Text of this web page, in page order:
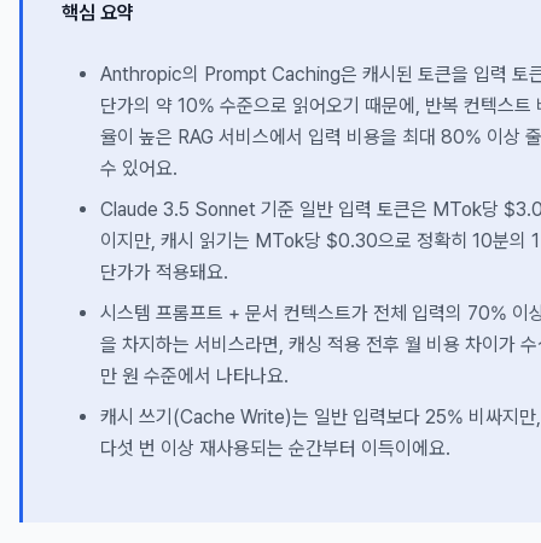
핵심 요약
Anthropic의 Prompt Caching은 캐시된 토큰을 입력 토
단가의 약 10% 수준으로 읽어오기 때문에, 반복 컨텍스트
율이 높은 RAG 서비스에서 입력 비용을 최대 80% 이상
수 있어요.
Claude 3.5 Sonnet 기준 일반 입력 토큰은 MTok당
이지만, 캐시 읽기는 MTok당 $0.30으로 정확히 10분의 1
단가가 적용돼요.
시스템 프롬프트 + 문서 컨텍스트가 전체 입력의 70% 이
을 차지하는 서비스라면, 캐싱 적용 전후 월 비용 차이가
만 원 수준에서 나타나요.
캐시 쓰기(Cache Write)는 일반 입력보다 25% 비싸지만,
다섯 번 이상 재사용되는 순간부터 이득이에요.